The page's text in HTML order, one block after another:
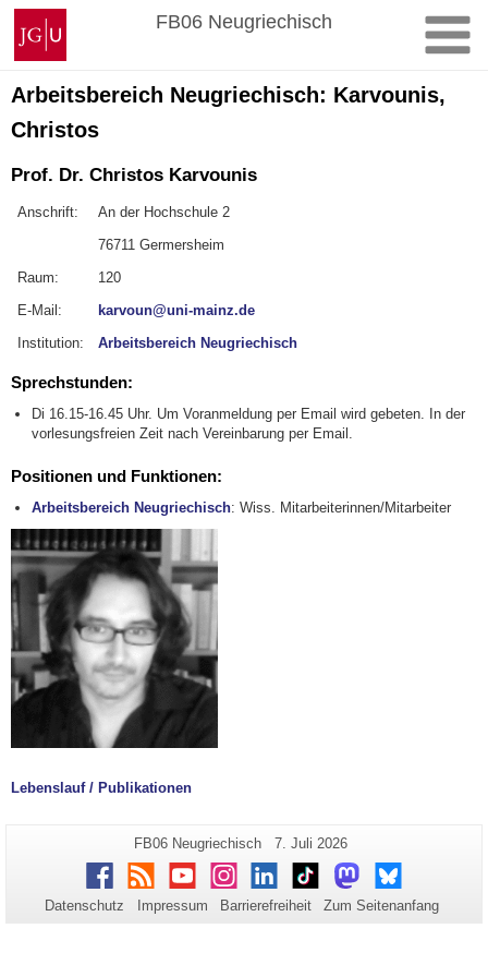
Zum
Inhalt
springen
Johannes
Gutenberg-
Universität
Mainz
FB06 Neugriechisch
Arbeitsbereich Neugriechisch: Karvounis,
Christos
Prof. Dr. Christos Karvounis
Anschrift:
An der Hochschule 2
76711 Germersheim
Raum:
120
E-Mail:
karvoun@uni-mainz.de
Institution:
Arbeitsbereich Neugriechisch
Sprechstunden:
Di 16.15-16.45 Uhr. Um Voranmeldung per Email wird gebeten. In der
vorlesungsfreien Zeit nach Vereinbarung per Email.
Positionen und Funktionen:
Arbeitsbereich Neugriechisch: Wiss. Mitarbeiterinnen/Mitarbeiter
Lebenslauf / Publikationen
Zusätzliche
Informationen
zu
dieser
Seiten-
Name:
FB06 Neugriechisch
Letzte
Aktualisierung:
7. Juli 2026
Facebook
RSS YoutubeInstagram
LinkedInTikTokMastodonBluesky
Datenschutz Impressum Barrierefreiheit Zum Seitenanfang